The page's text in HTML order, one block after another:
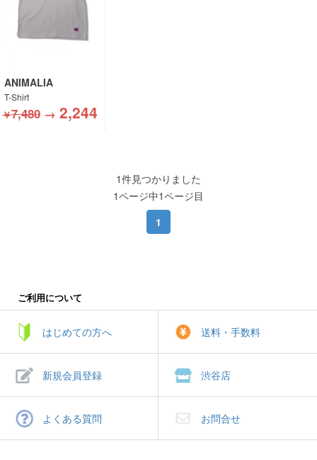
ANIMALIA
T-Shirt
￥7,480 → 2,244
1件見つかりました
1ページ中1ページ目
1
ご利用について
はじめての方へ 送料・手数料
新規会員登録 渋谷店
よくある質問 お問合せ